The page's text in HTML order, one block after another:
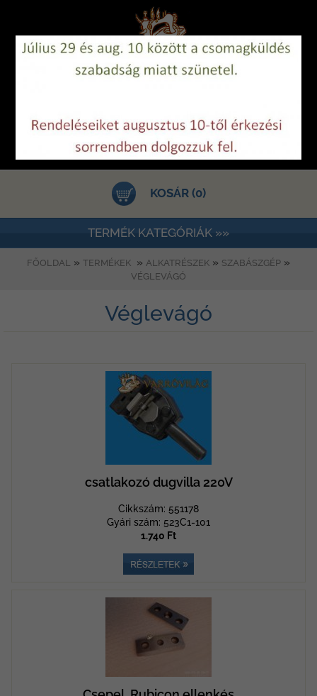
KOSÁR (0)
TERMÉK KATEGÓRIÁK »»
FŐOLDAL » TERMÉKEK » ALKATRÉSZEK » SZABÁSZGÉP »
VÉGLEVÁGÓ
Véglevágó
csatlakozó dugvilla 220V
Cikkszám: 551178
Gyári szám: 523C1-101
1.740 Ft